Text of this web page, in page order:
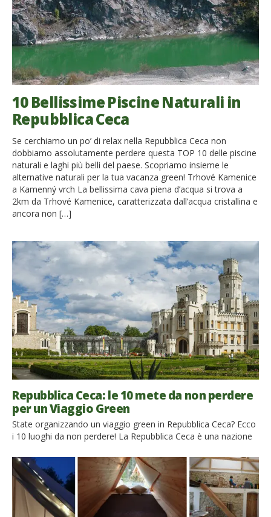
10 Bellissime Piscine Naturali in
Repubblica Ceca
Se cerchiamo un po’ di relax nella Repubblica Ceca non
dobbiamo assolutamente perdere questa TOP 10 delle piscine
naturali e laghi più belli del paese. Scopriamo insieme le
alternative naturali per la tua vacanza green! Trhové Kamenice
a Kamenný vrch La bellissima cava piena d’acqua si trova a
2km da Trhové Kamenice, caratterizzata dall’acqua cristallina e
ancora non […]
Repubblica Ceca: le 10 mete da non perdere
per un Viaggio Green
State organizzando un viaggio green in Repubblica Ceca? Ecco
i 10 luoghi da non perdere! La Repubblica Ceca è una nazione
L’atmosfera delle città e dei villaggi cechi ricordano le favole
fantastiche dei fratelli Grimm. La loro bellezza vi lascerà senza
fiato. Praga Cominciamo dalla più famosa “trappola per […]